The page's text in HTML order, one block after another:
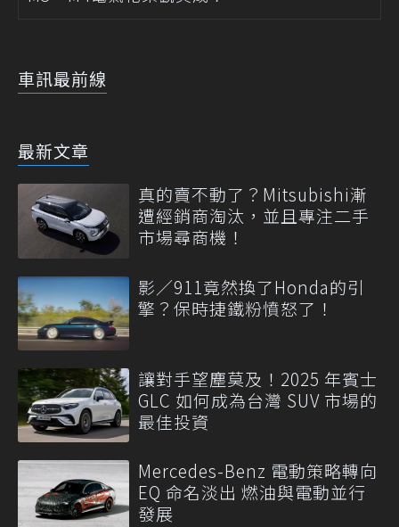
車訊最前線
最新文章
真的賣不動了？Mitsubishi漸
遭經銷商淘汰，並且專注二手
市場尋商機！
影／911竟然換了Honda的引
擎？保時捷鐵粉憤怒了！
讓對手望塵莫及！2025 年賓士
GLC 如何成為台灣 SUV 市場的
最佳投資
Mercedes-Benz 電動策略轉向
EQ 命名淡出 燃油與電動並行
發展